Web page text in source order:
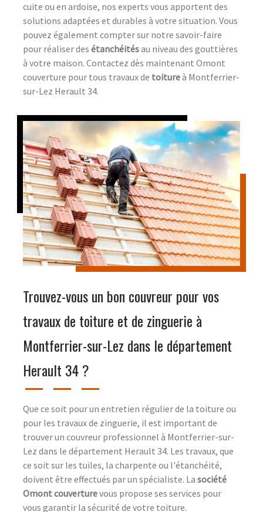
cuite ou en ardoise, nos experts vous apportent des
solutions adaptées et durables à votre situation. Vous
pouvez également compter sur notre savoir-faire
pour réaliser des étanchéitésau niveau des gouttières
à votre maison. Contactez dès maintenant Omont
couverture pour tous travaux de toitureà Montferrier-
sur-Lez Herault 34.
Trouvez-vous un bon couvreur pour vos
travaux de toiture et de zinguerie à
Montferrier-sur-Lez dans le département
Herault 34 ?
Que ce soit pour un entretien régulier de la toiture ou
pour les travaux de zinguerie, il est important de
trouver un couvreur professionnel à Montferrier-sur-
Lez dans le département Herault 34. Les travaux, que
ce soit sur les tuiles, la charpente ou l'étanchéité,
doivent être effectués par un spécialiste. La société
Omont couverturevous propose ses services pour
vous garantir la sécurité de votre toiture.